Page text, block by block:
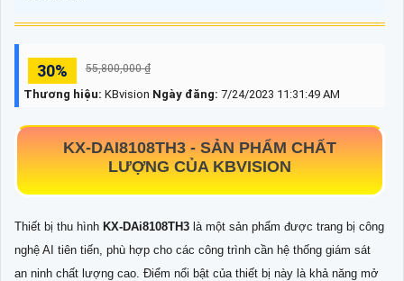
30% 55,800,000 ₫
Thương hiệu: KBvision Ngày đăng: 7/24/2023 11:31:49 AM
KX-DAI8108TH3 - SẢN PHẨM CHẤT
LƯỢNG CỦA KBVISION
Thiết bị thu hình KX-DAi8108TH3 là một sản phẩm được trang bị công
nghệ AI tiên tiến, phù hợp cho các công trình cần hệ thống giám sát
an ninh chất lượng cao. Điểm nổi bật của thiết bị này là khả năng mở